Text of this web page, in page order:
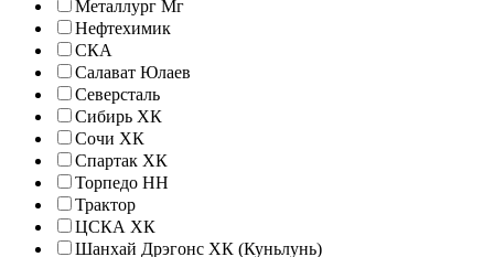
Металлург Мг
Нефтехимик
СКА
Салават Юлаев
Северсталь
Сибирь ХК
Сочи ХК
Спартак ХК
Торпедо НН
Трактор
ЦСКА ХК
Шанхай Дрэгонс ХК (Куньлунь)